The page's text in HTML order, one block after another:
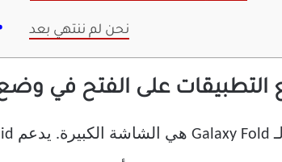
نحن لم ننتهي بعد